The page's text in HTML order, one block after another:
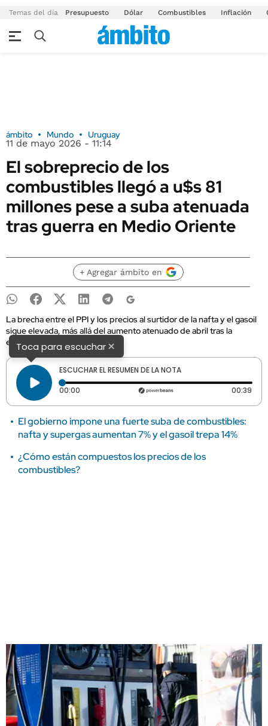
Temas del día Presupuesto Dólar Combustibles Inflación
ámbito Mundo Uruguay
11 de mayo 2026 - 11:14
El sobreprecio de los
combustibles llegó a u$s 81
millones pese a suba atenuada
tras guerra en Medio Oriente
+ Agregar ámbito en
La brecha entre el PPI y los precios al surtidor de la nafta y el gasoil
sigue elevada, más allá del aumento atenuado de abril tras la
escalada del petróleo.
Toca para escuchar×
ESCUCHAR EL RESUMEN DE LA NOTA
00:00 Tiempo transcurrido: 0 segundos 00:39
El gobierno impone una fuerte suba de combustibles:
nafta y supergas aumentan 7% y el gasoil trepa 14%
¿Cómo están compuestos los precios de los
combustibles?